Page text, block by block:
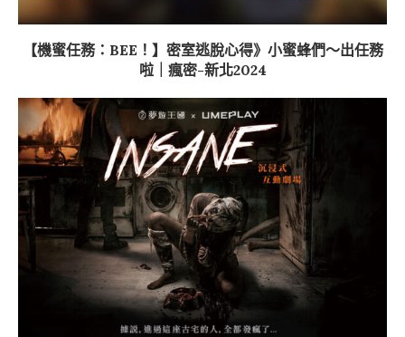
【機蜜任務：BEE！】密室逃脫心得》小蜜蜂們～出任務
啦｜瘋密-新北2024